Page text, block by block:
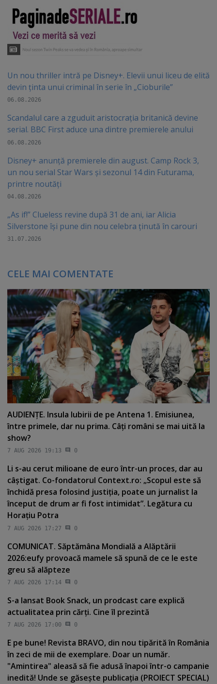
Un nou thriller intră pe Disney+. Elevii unui liceu de elită
devin ținta unui criminal în serie în „Cioburile”
06.08.2026
Scandalul care a zguduit aristocrația britanică devine
serial. BBC First aduce una dintre premierele anului
06.08.2026
Disney+ anunță premierele din august. Camp Rock 3,
un nou serial Star Wars și sezonul 14 din Futurama,
printre noutăți
04.08.2026
„As if!” Clueless revine după 31 de ani, iar Alicia
Silverstone își pune din nou celebra ținută în carouri
31.07.2026
CELE MAI COMENTATE
AUDIENŢE. Insula Iubirii de pe Antena 1. Emisiunea,
între primele, dar nu prima. Câţi români se mai uită la
show?
7 AUG 2026 19:13 0
Li s-au cerut milioane de euro într-un proces, dar au
câştigat. Co-fondatorul Context.ro: „Scopul este să
închidă presa folosind justiţia, poate un jurnalist la
început de drum ar fi fost intimidat”. Legătura cu
Horaţiu Potra
7 AUG 2026 17:27 0
COMUNICAT. Săptămâna Mondială a Alăptării
2026:eufy provoacă mamele să spună de ce le este
greu să alăpteze
7 AUG 2026 17:14 0
S-a lansat Book Snack, un prodcast care explică
actualitatea prin cărţi. Cine îl prezintă
7 AUG 2026 17:00 0
E pe bune! Revista BRAVO, din nou tipărită în România
în zeci de mii de exemplare. Doar un număr.
"Amintirea" aleasă să fie adusă înapoi într-o campanie
inedită! Unde se găseşte publicaţia (PROIECT SPECIAL)